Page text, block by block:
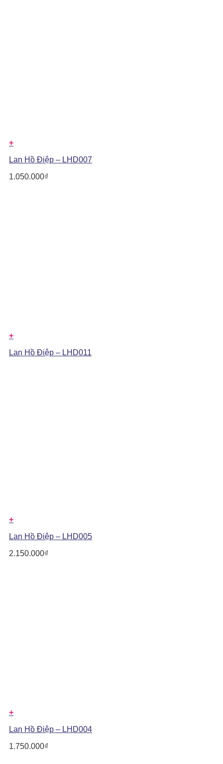
+
Lan Hồ Điệp – LHD007
1.050.000₫
+
Lan Hồ Điệp – LHD011
+
Lan Hồ Điệp – LHD005
2.150.000₫
+
Lan Hồ Điệp – LHD004
1.750.000₫